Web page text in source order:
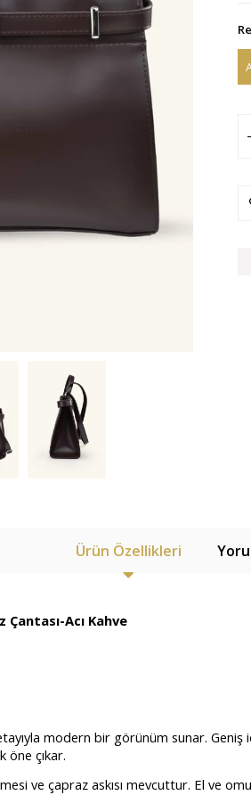
Ürün Özellikleri
Çantası-Acı Kahve
modern bir görünüm sunar.
öne çıkar.
ve çapraz askısı mevcuttur. El ve